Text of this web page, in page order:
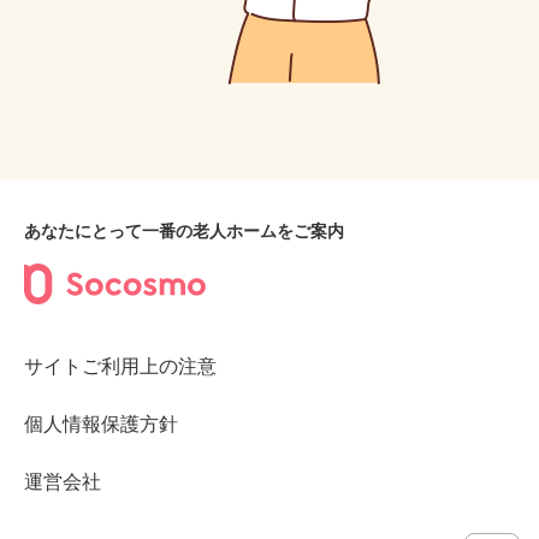
あなたにとって一番の老人ホームをご案内
サイトご利用上の注意
個人情報保護方針
運営会社